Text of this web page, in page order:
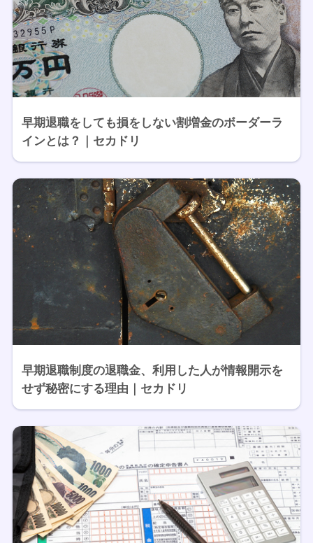
早期退職をしても損をしない割増金のボーダーラ
インとは？｜セカドリ
早期退職制度の退職金、利用した人が情報開示を
せず秘密にする理由｜セカドリ